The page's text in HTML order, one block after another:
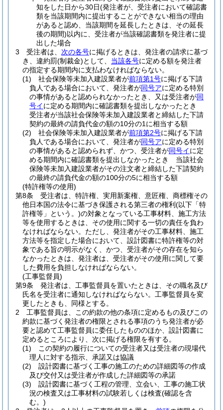
知をした日から30日(発注者が、受注者において確認書
類を当該期間内に提出することができない相当の理由
があると認め、当該期間を延長したときは、その延長
後の期間)以内に、受注者が当該確認書類を発注者に提
出した場合
3
受注者は、 次の各号に掲げるときは、発注者の請求に基づ
き、違約罰(制裁金)として、 当該各号に定める額を発注者
の指定する期間内に支払わなければならない。
(1)
社会保険等未加入建設業者が前項第1号に掲げる下請
負人である場合において、発注者が同号アに定める特別
の事情があると認められなかったとき、又は受注者が同
号イに定める期間内に確認書類を提出しなかったとき
受注者が当該社会保険等未加入建設業者と締結した下請
契約の最終の請負代金の額の10分の1に相当する額
(2)
社会保険等未加入建設業者が前項第2号に掲げる下請
負人である場合において、発注者が同号アに定める特別
の事情があると認められず、かつ、受注者が同号イに定
める期間内に確認書類を提出しなかったとき 当該社会
保険等未加入建設業者がその注文者と締結した下請契約
の最終の請負代金の額の100分の5に相当する額
(特許権等の使用)
第8条
受注者は、特許権、実用新案権、意匠権、商標権その
他日本国の法令に基づき保護される第三者の権利 (以下「特
許権等」という。)の対象となっている工事材料、施工方法
等を使用するときは、その使用に関する一切の責任を負わ
なければならない。 ただし、発注者がその工事材料、施工
方法等を指定した場合において、設計図書に特許権等の対
象である旨の明示がなく、かつ、受注者がその存在を知ら
なかったときは、発注者は、受注者がその使用に関して要
した費用を負担しなければならない。
(工事監督員)
第9条
発注者は、工事監督員を置いたときは、その職名及び
氏名を受注者に通知しなければならない。 工事監督員を変
更したときも、同様とする。
2
工事監督員は、この約款の他の条項に定めるもの及びこの
約款に基づく発注者の権限とされる事項のうち発注者が必
要と認めて工事監督員に委任したもののほか、設計図書に
定めるところにより、次に掲げる権限を有する。
(1)
この契約の履行についての受注者又は受注者の現場代
理人に対する指示、承諾又は協議
(2)
設計図書に基づく工事の施工のための詳細図等の作成
及び交付又は受注者が作成した詳細図等の承諾
(3)
設計図書に基づく工程の管理、立会い、工事の施工状
況の検査又は工事材料の試験若しくは検査(確認を含
む。)